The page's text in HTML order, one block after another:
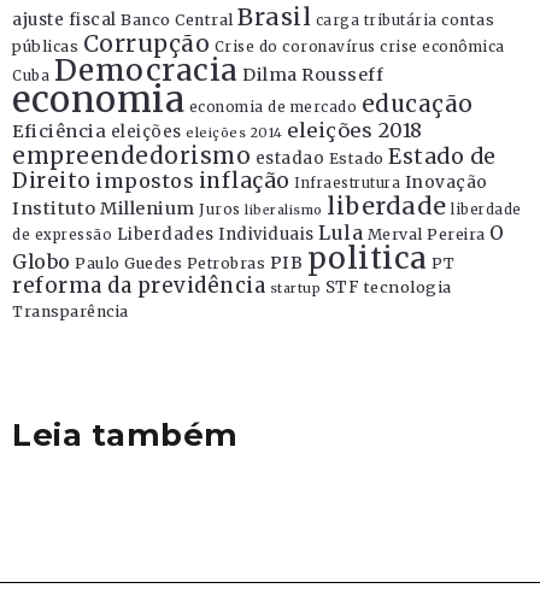
ajuste fiscal Banco Central Brasil carga tributária contas
públicas Corrupção Crise do coronavírus crise econômica
Cuba Democracia Dilma Rousseff
economia economia de mercado educação
Eficiência eleições eleições 2014 eleições 2018
empreendedorismo estadao Estado Estado de
Direito impostos inflação Infraestrutura Inovação
Instituto Millenium Juros liberalismo liberdade liberdade
de expressão Liberdades Individuais Lula Merval Pereira O
Globo Paulo Guedes Petrobras PIB politica PT
reforma da previdência startup STF tecnologia
Transparência
Leia também